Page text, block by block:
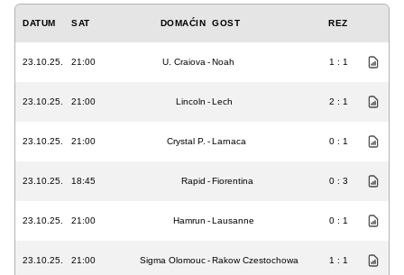
DATUM SAT DOMAĆIN GOST REZ
23.10.25. 21:00 U. Craiova -Noah 1 : 1
23.10.25. 21:00 Lincoln -Lech 2 : 1
23.10.25. 21:00 Crystal P. -Larnaca 0 : 1
23.10.25. 18:45 Rapid -Fiorentina 0 : 3
23.10.25. 21:00 Hamrun -Lausanne 0 : 1
23.10.25. 21:00 Sigma Olomouc-Rakow Czestochowa 1 : 1